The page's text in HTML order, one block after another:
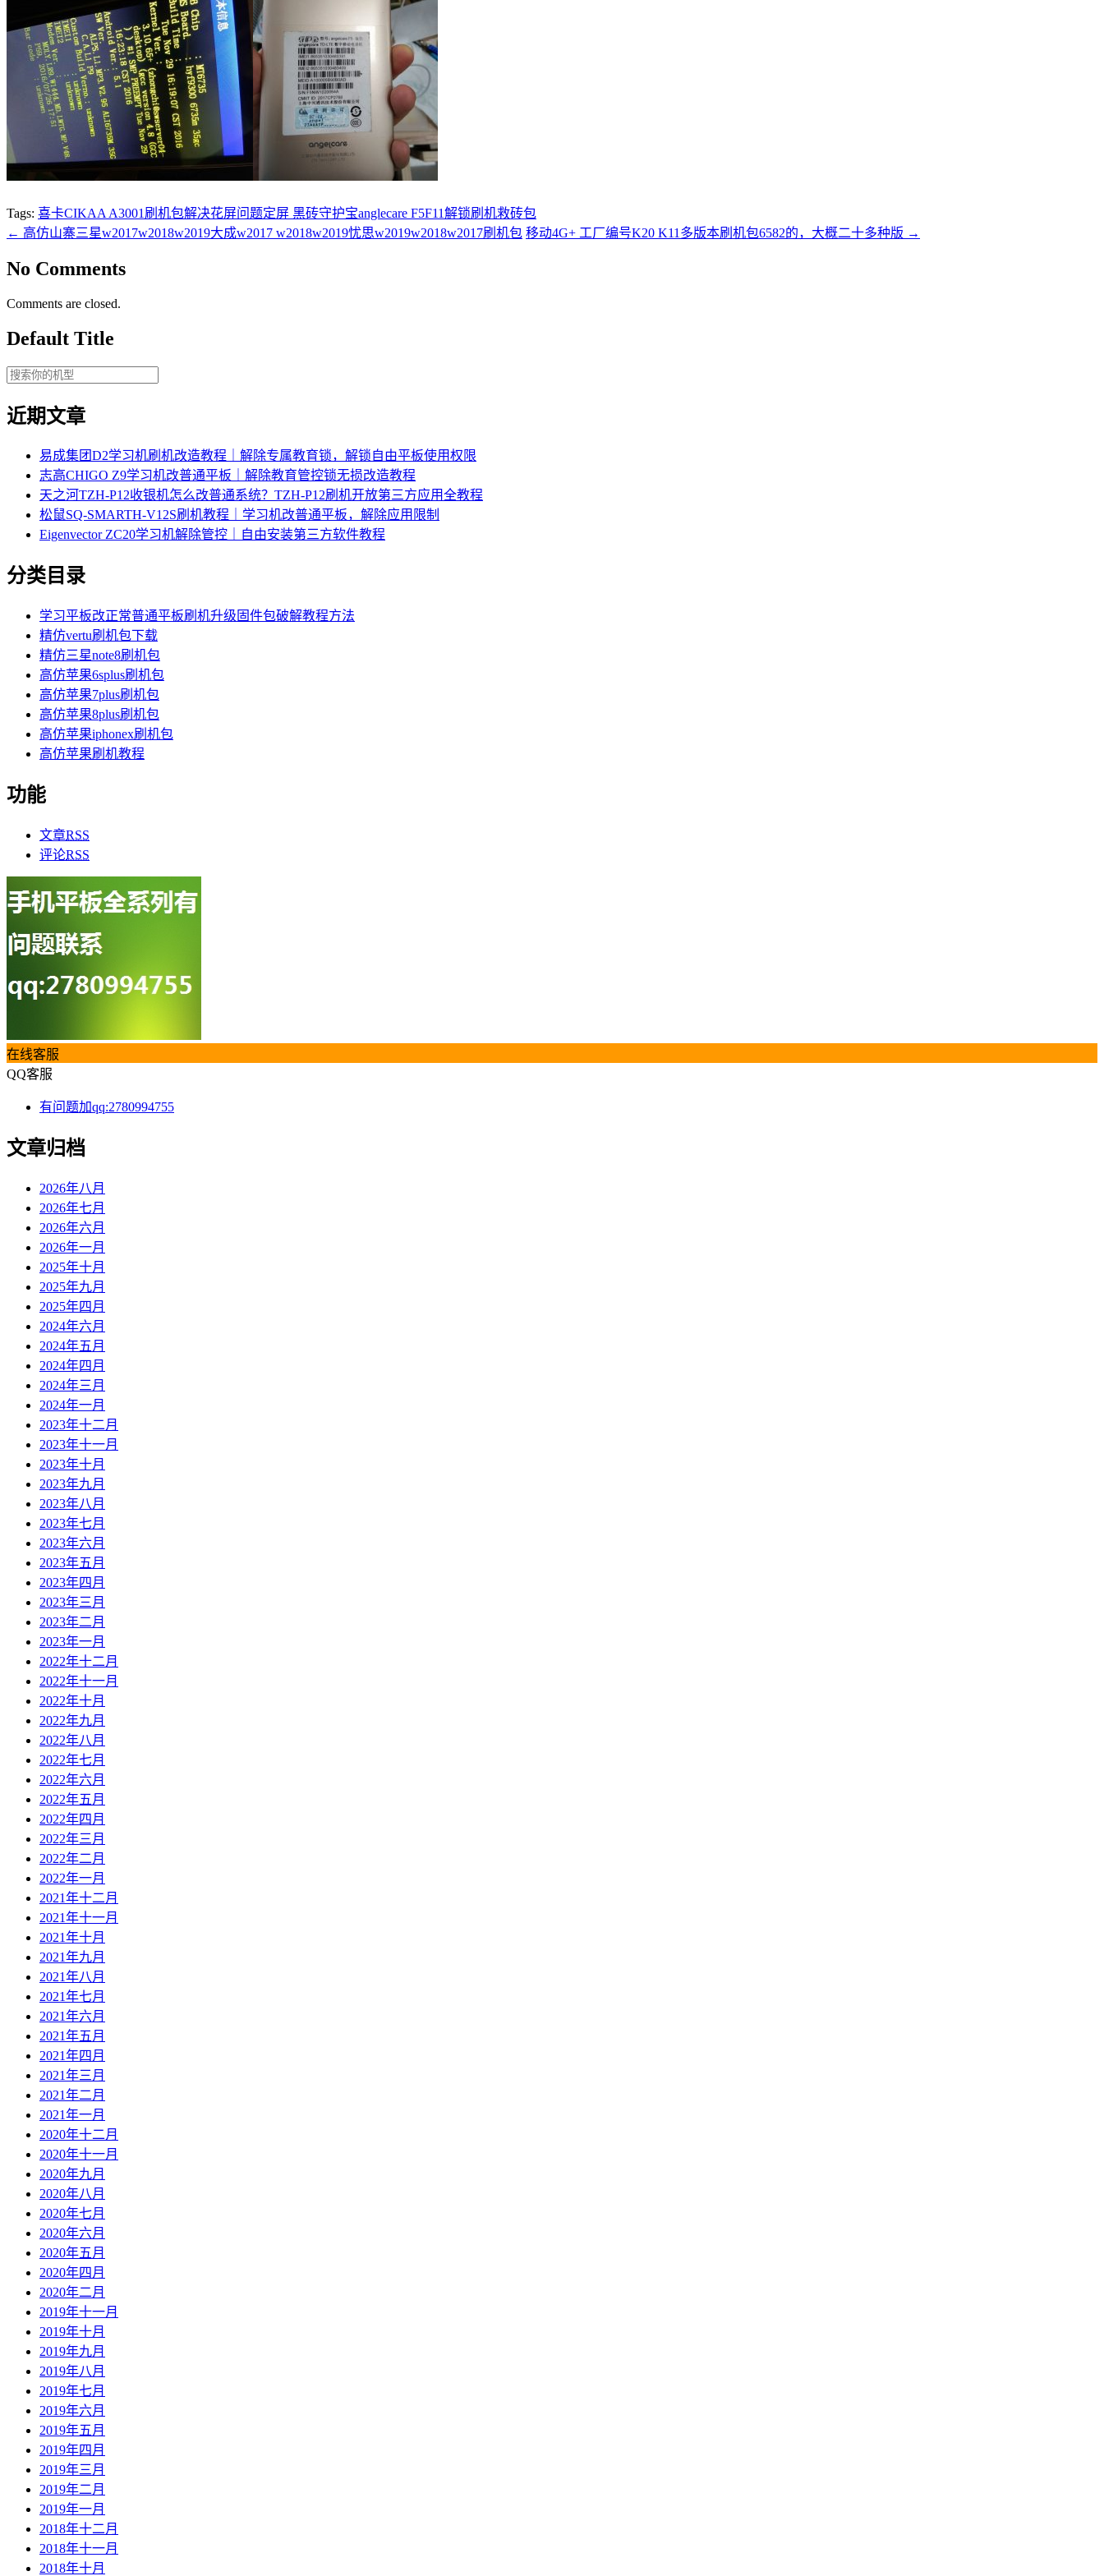
Tags: 喜卡CIKAA A3001刷机包解决花屏问题定屏 黑砖守护宝anglecare F5F11解锁刷机救砖包
← 高仿山寨三星w2017w2018w2019大成w2017 w2018w2019忧思w2019w2018w2017刷机包 移动4G+ 工厂编号K20 K11多版本刷机包6582的，大概二十多种版 →
No Comments
Comments are closed.
Default Title
近期文章
易成集团D2学习机刷机改造教程｜解除专属教育锁，解锁自由平板使用权限
志高CHIGO Z9学习机改普通平板｜解除教育管控锁无损改造教程
天之河TZH-P12收银机怎么改普通系统？TZH-P12刷机开放第三方应用全教程
松鼠SQ-SMARTH-V12S刷机教程｜学习机改普通平板，解除应用限制
Eigenvector ZC20学习机解除管控｜自由安装第三方软件教程
分类目录
学习平板改正常普通平板刷机升级固件包破解教程方法
精仿vertu刷机包下载
精仿三星note8刷机包
高仿苹果6splus刷机包
高仿苹果7plus刷机包
高仿苹果8plus刷机包
高仿苹果iphonex刷机包
高仿苹果刷机教程
功能
文章RSS
评论RSS
在线客服
QQ客服
有问题加qq:2780994755
文章归档
2026年八月
2026年七月
2026年六月
2026年一月
2025年十月
2025年九月
2025年四月
2024年六月
2024年五月
2024年四月
2024年三月
2024年一月
2023年十二月
2023年十一月
2023年十月
2023年九月
2023年八月
2023年七月
2023年六月
2023年五月
2023年四月
2023年三月
2023年二月
2023年一月
2022年十二月
2022年十一月
2022年十月
2022年九月
2022年八月
2022年七月
2022年六月
2022年五月
2022年四月
2022年三月
2022年二月
2022年一月
2021年十二月
2021年十一月
2021年十月
2021年九月
2021年八月
2021年七月
2021年六月
2021年五月
2021年四月
2021年三月
2021年二月
2021年一月
2020年十二月
2020年十一月
2020年九月
2020年八月
2020年七月
2020年六月
2020年五月
2020年四月
2020年二月
2019年十一月
2019年十月
2019年九月
2019年八月
2019年七月
2019年六月
2019年五月
2019年四月
2019年三月
2019年二月
2019年一月
2018年十二月
2018年十一月
2018年十月